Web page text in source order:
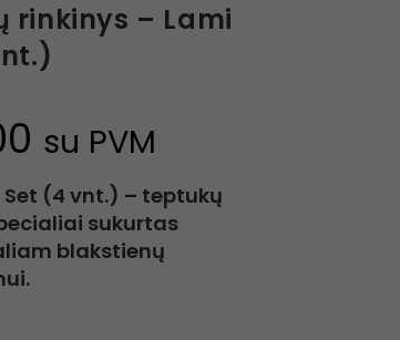
rinkinys – Lami
su PVM
Set (4 vnt.) – teptukų
sukurtas
blakstienų